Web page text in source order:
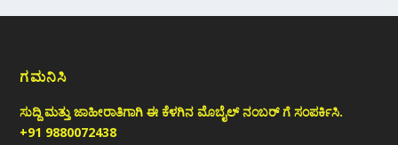
ಗಮನಿಸಿ
ಸುದ್ದಿ ಮತ್ತು ಜಾಹೀರಾತಿಗಾಗಿ ಈ ಕೆಳಗಿನ ಮೊಬೈಲ್ ನಂಬರ್ ಗೆ ಸಂಪರ್ಕಿಸಿ.
+91 9880072438